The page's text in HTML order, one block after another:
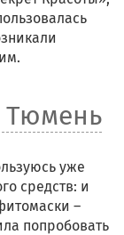
Тюмень
уже
средств: и
–
попробовать